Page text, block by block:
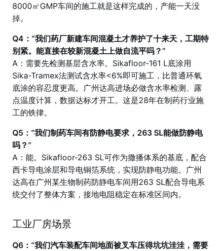
8000㎡GMP车间的施工就是这样完成的，产能一天没
掉。
Q4：“我们药厂新建车间混凝土才养护了十来天，工期特
别紧。能直接在较新混凝土上做自流平吗？”
A：需要先检测基层含水率。Sikafloor-161 L底涂用
Sika-Tramex法测试含水率<6%即可施工，比普通环氧
底涂的容忍度更高。广州达高进场必做含水率检测、露
点温度计算，数据达标才开工。这是28年在制药行业施
工的铁律。
Q5：“我们制药车间有防静电要求，263 SL能做防静电
吗？”
A：能。Sikafloor-263 SL可作为撒播体系的基底，配合
西卡导电涂层和导电铜箔系统，实现防静电功能。广州
达高在广州某生物制药防静电车间用263 SL配合导电系
统交付了整体方案，接地电阻稳定在标准区间内。
工业厂房场景
Q6：“我们汽车装配车间地面被叉车压得坑坑洼洼，需要